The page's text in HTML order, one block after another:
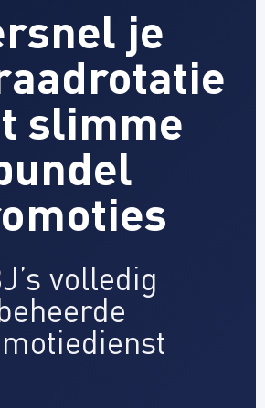
je
slimme
volledig